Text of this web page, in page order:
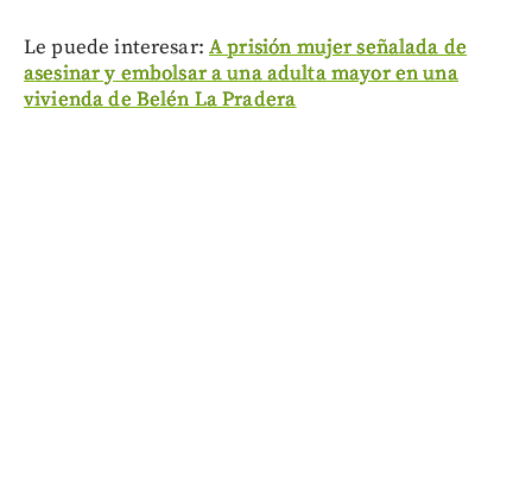
Le puede interesar: A prisión mujer señalada de
asesinar y embolsar a una adulta mayor en una
vivienda de Belén La Pradera